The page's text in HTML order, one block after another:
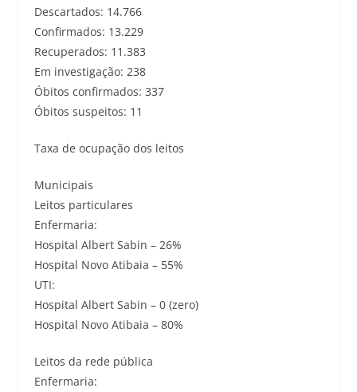
Descartados: 14.766
Confirmados: 13.229
Recuperados: 11.383
Em investigação: 238
Óbitos confirmados: 337
Óbitos suspeitos: 11
Taxa de ocupação dos leitos
Municipais
Leitos particulares
Enfermaria:
Hospital Albert Sabin – 26%
Hospital Novo Atibaia – 55%
UTI:
Hospital Albert Sabin – 0 (zero)
Hospital Novo Atibaia – 80%
Leitos da rede pública
Enfermaria: